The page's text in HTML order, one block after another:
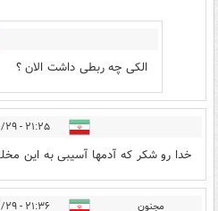
الکی چه ربطی داشت الان ؟
۲۱:۲۵ - ۱۴۰۰/۱۲/۲۹
خدا رو شکر که آدمها آسیبی به این
مجنون ۲۱:۳۶ - ۱۴۰۰/۱۲/۲۹